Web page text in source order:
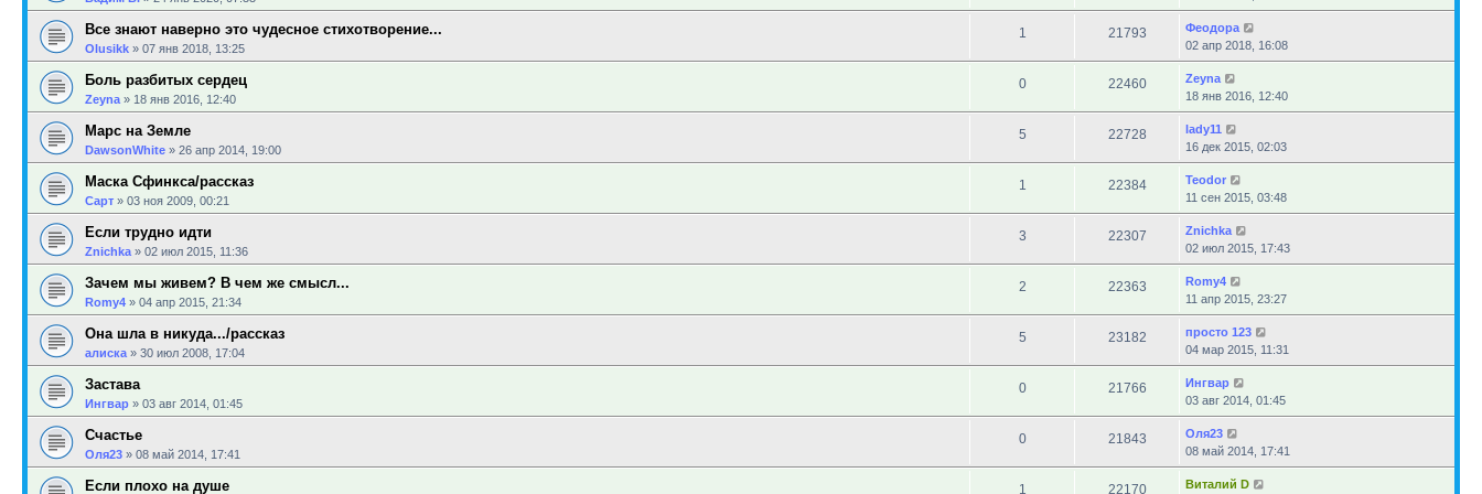
Все знают наверно это чудесное стихотворение...
Olusikk » 07 янв 2018, 13:25
1 21793
Феодора
02 апр 2018, 16:08
Боль разбитых сердец
Zeyna » 18 янв 2016, 12:40
0 22460
Zeyna
18 янв 2016, 12:40
Марс на Земле
DawsonWhite » 26 апр 2014, 19:00
5 22728
lady11
16 дек 2015, 02:03
Маска Сфинкса/рассказ
Сарт » 03 ноя 2009, 00:21
1 22384
Teodor
11 сен 2015, 03:48
Если трудно идти
Znichka » 02 июл 2015, 11:36
3 22307
Znichka
02 июл 2015, 17:43
Зачем мы живем? В чем же смысл...
Romy4 » 04 апр 2015, 21:34
2 22363
Romy4
11 апр 2015, 23:27
Она шла в никуда.../рассказ
алиска » 30 июл 2008, 17:04
5 23182
просто 123
04 мар 2015, 11:31
Застава
Ингвар » 03 авг 2014, 01:45
0 21766
Ингвар
03 авг 2014, 01:45
Счастье
Оля23 » 08 май 2014, 17:41
0 21843
Оля23
08 май 2014, 17:41
Если плохо на душе 1 22170
Виталий D